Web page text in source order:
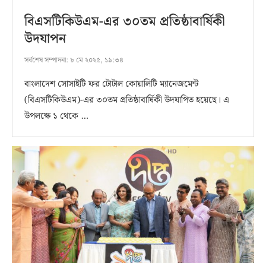
বিএসটিকিউএম-এর ৩০তম প্রতিষ্ঠাবার্ষিকী
উদযাপন
সর্বশেষ সম্পাদনা: ৮ মে ২০২৫, ১৯:৩৪
বাংলাদেশ সোসাইটি ফর টোটাল কোয়ালিটি ম্যানেজমেন্ট
(বিএসটিকিউএম)-এর ৩০তম প্রতিষ্ঠাবার্ষিকী উদযাপিত হয়েছে। এ
উপলক্ষে ১ থেকে …